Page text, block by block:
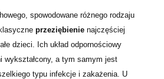
spowodowane różnego rodzaju
przeziębienie najczęściej
dzieci. Ich układ odpornościowy
wykształcony, a tym samym jest
typu infekcje i zakażenia. U